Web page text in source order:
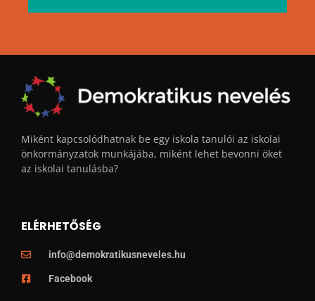
Miként kapcsolódhatnak be egy iskola tanulói az iskolai
önkormányzatok munkájába, miként lehet bevonni öket
az iskolai tanulásba?
ELÉRHETŐSÉG
info@demokratikusneveles.hu
Facebook